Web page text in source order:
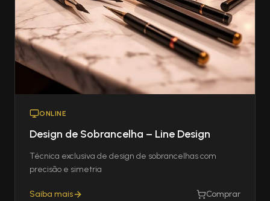
ONLINE
Design de Sobrancelha – Line Design
Técnica exclusiva de design de sobrancelhas com
precisão e simetria
Saiba mais Comprar